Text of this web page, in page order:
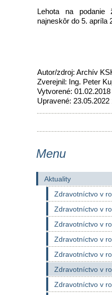
Lehota na podanie
najneskôr do 5. apríla
Autor/zdroj: Archív
Zverejnil: Ing. Peter
Vytvorené:
Upravené: 23.05.2022
Menu
Aktuality
Zdravotníctvo v
Zdravotníctvo v
Zdravotníctvo v
Zdravotníctvo v
Zdravotníctvo v
Zdravotníctvo v
Zdravotníctvo v